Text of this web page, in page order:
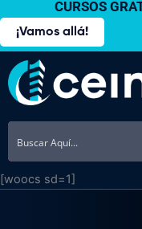
contenido
CURSOS
¡Vamos allá!
[woocs sd=1]